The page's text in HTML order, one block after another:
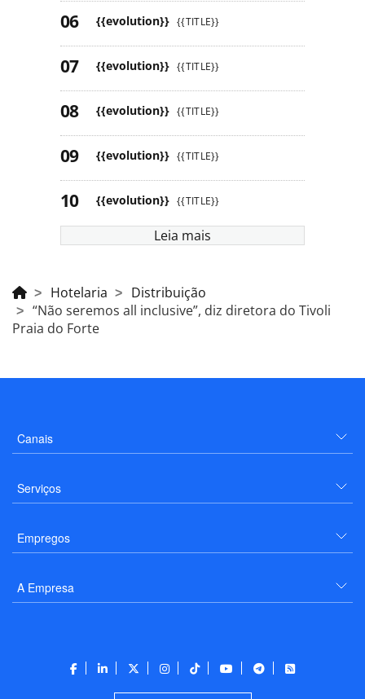
{{evolution}} {{TITLE}}
{{evolution}} {{TITLE}}
{{evolution}} {{TITLE}}
{{evolution}} {{TITLE}}
{{evolution}} {{TITLE}}
Leia mais
Hotelaria
Distribuição
“Não seremos all inclusive”, diz diretora do Tivoli
Praia do Forte
Canais
Serviços
Empregos
A Empresa